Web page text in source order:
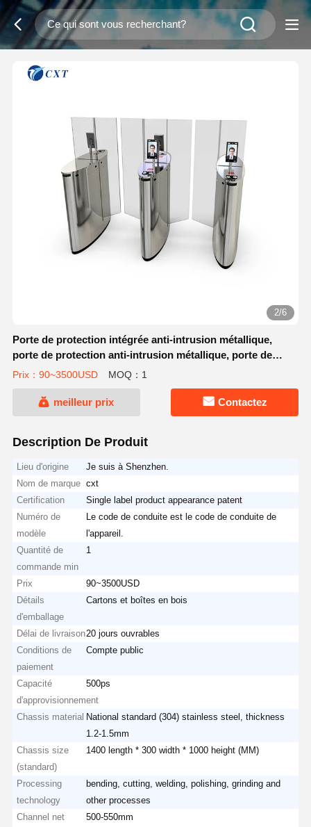
2/6
Porte de protection intégrée anti-intrusion métallique,
porte de protection anti-intrusion métallique, porte de
protection anti-intrusion métallique
Prix：90~3500USD MOQ：1
meilleur prix Contactez
Description De Produit
Lieu d'origine
Je suis à Shenzhen.
Nom de marque cxt
Certification
Single label product appearance patent
Numéro de
modèle
Le code de conduite est le code de conduite de
l'appareil.
Quantité de
commande min
1
Prix
90~3500USD
Détails
d'emballage
Cartons et boîtes en bois
Délai de livraison20 jours ouvrables
Conditions de
paiement
Compte public
Capacité
d'approvisionnement
500ps
Chassis material National standard (304) stainless steel, thickness
1.2-1.5mm
Chassis size
(standard)
1400 length * 300 width * 1000 height (MM)
Processing
technology
bending, cutting, welding, polishing, grinding and
other processes
Channel net
500-550mm